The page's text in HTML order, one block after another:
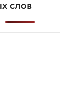
слов